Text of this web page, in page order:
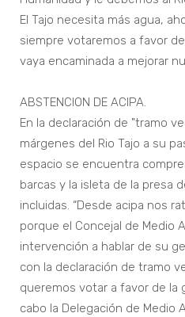
El Tajo necesita más agua,
siempre votaremos a favor
vaya encaminada a mejorar
ABSTENCION DE ACIPA.
En la declaración de "tramo
márgenes del Rio Tajo a su
espacio se encuentra
barcas y la isleta de la presa
incluidas. “Desde acipa nos
porque el Concejal de Medio
intervención a hablar de su
con la declaración de tramo
queremos votar a favor de la
cabo la Delegación de Medio